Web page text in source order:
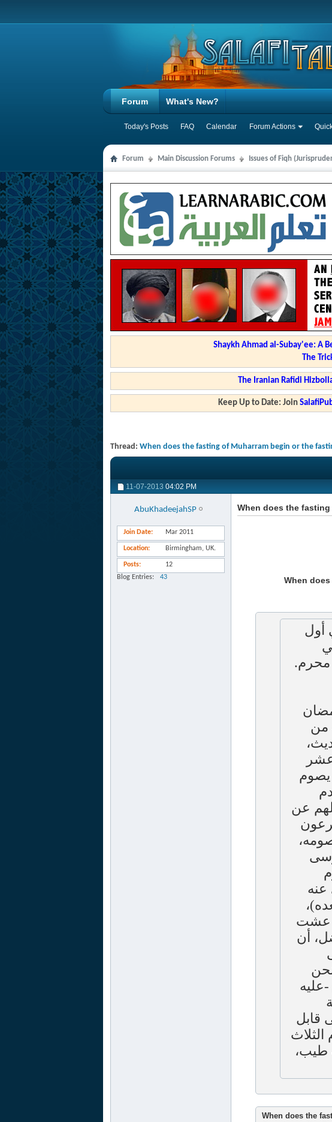
Forum
Today's Posts FAQ Calendar Forum Actions
What's New?
Forum Main Discussion Forums Issues of Fiqh
Shaykh Ahmad al-Subay'ee: A
The
The Iranian Rafidi
Keep Up to Date: Join
Thread: When does the fasting of Muharram begin or the
11-07-2013 04:02 PM
AbuKhadeejahSP
Join Date Mar 2011
Location Birmingham, UK.
Posts
12
Blog Entries
43
When does the
When
أول
محرم.
من
يصوم
عن
عنه
عشت
أن
عليه
قابل
طيب،
When does the